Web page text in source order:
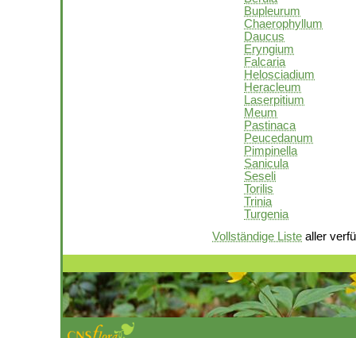
Bupleurum
Chaerophyllum
Daucus
Eryngium
Falcaria
Helosciadium
Heracleum
Laserpitium
Meum
Pastinaca
Peucedanum
Pimpinella
Sanicula
Seseli
Torilis
Trinia
Turgenia
Vollständige Liste aller